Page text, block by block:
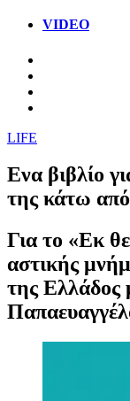
VIDEO
LIFE
Ενα βιβλίο
της κάτω από
Για το «Εκ
αστικής
της Ελλάδος